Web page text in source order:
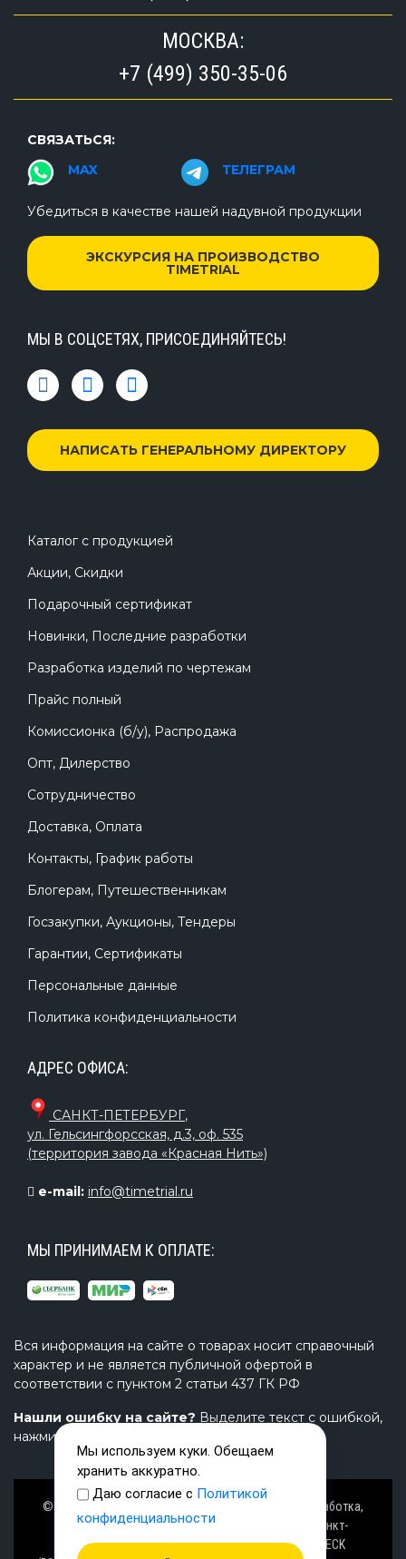
МОСКВА:
+7 (499) 350-35-06
СВЯЗАТЬСЯ:
MAX
ТЕЛЕГРАМ
Убедиться в качестве нашей надувной продукции
ЭКСКУРСИЯ НА ПРОИЗВОДСТВО
TIMETRIAL
МЫ В СОЦСЕТЯХ, ПРИСОЕДИНЯЙТЕСЬ!
НАПИСАТЬ ГЕНЕРАЛЬНОМУ ДИРЕКТОРУ
Каталог с продукцией
Акции, Скидки
Подарочный сертификат
Новинки, Последние разработки
Разработка изделий по чертежам
Прайс полный
Комиссионка (б/у), Распродажа
Опт, Дилерство
Сотрудничество
Доставка, Оплата
Контакты, График работы
Блогерам, Путешественникам
Госзакупки, Аукционы, Тендеры
Гарантии, Сертификаты
Персональные данные
Политика конфиденциальности
АДРЕС ОФИСА:
САНКТ-ПЕТЕРБУРГ,
ул. Гельсингфорсская, д.3, оф. 535
(территория завода «Красная Нить»)
e-mail: info@timetrial.ru
МЫ ПРИНИМАЕМ К ОПЛАТЕ:
Вся информация на сайте о товарах носит справочный
характер и не является публичной офертой в
соответствии с пунктом 2 статьи 437 ГК РФ
Нашли ошибку на сайте? Выделите текст с ошибкой,
нажмите Ctrl+Enter и напишите нам.
© Завод TimeTrial (ТаймТриал) - производство, разработка,
проектирование надувных изделий, товаров в Санкт-
Петербурге с 2000 г. из ПВХ (PVC), ТПУ (TPU), AIRDECK
Мы используем куки. Обещаем
хранить аккуратно.
Даю согласие с Политикой
конфиденциальности